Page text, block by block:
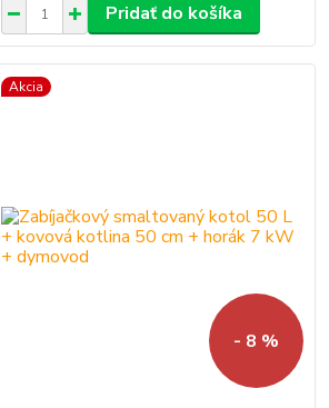
Pridať do košíka
Akcia
- 8 %